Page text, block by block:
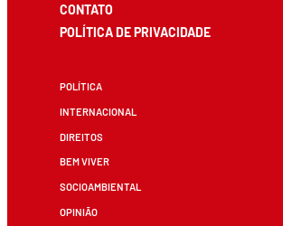
CONTATO
POLÍTICA DE PRIVACIDADE
POLÍTICA
INTERNACIONAL
DIREITOS
BEM VIVER
SOCIOAMBIENTAL
OPINIÃO